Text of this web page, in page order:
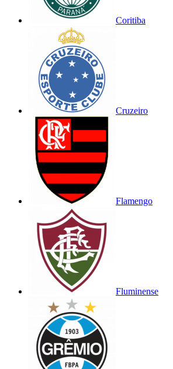
Coritiba
Cruzeiro
Flamengo
Fluminense